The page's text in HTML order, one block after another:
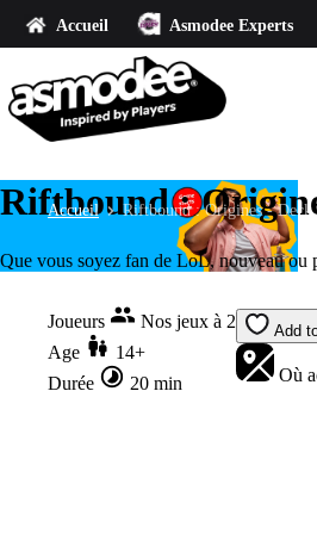
Accueil Asmodee Experts
Accueil Riftbound : Origines -
Riftbound :
Que vous soyez fan de LoL, nouveau ou
Joueurs
Nos jeux à 2
Age
14+
Durée
20 min
Add
Où